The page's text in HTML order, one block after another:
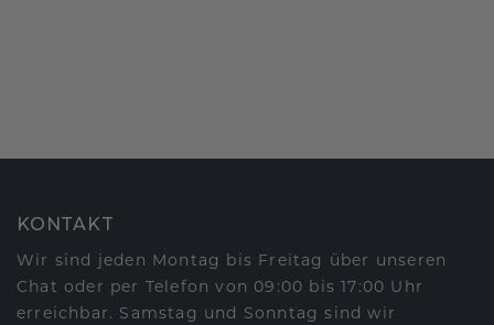
KONTAKT
Wir sind jeden Montag bis Freitag über unseren
Chat oder per Telefon von 09:00 bis 17:00 Uhr
erreichbar. Samstag und Sonntag sind wir